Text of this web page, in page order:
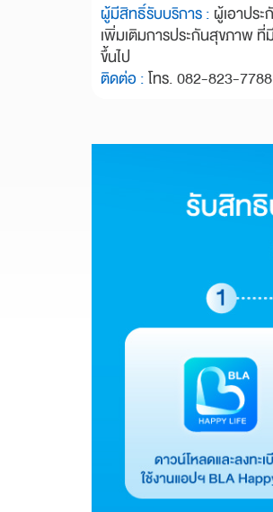
ผู้มีสิทธิ์รับบริการ : ผู้เอาปร
เพิ่มเติมการประกันสุขภาพ
ขึ้นไป
ติดต่อ :โทร. 082-823-7788